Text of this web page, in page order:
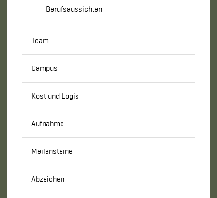
Berufsaussichten
Team
Campus
Kost und Logis
Aufnahme
Meilensteine
Abzeichen